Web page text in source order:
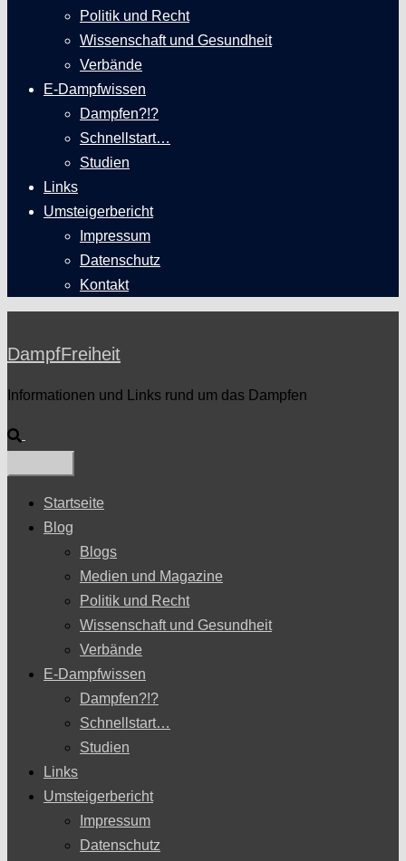
Politik und Recht
Wissenschaft und Gesundheit
Verbände
E-Dampfwissen
Dampfen?!?
Schnellstart…
Studien
Links
Umsteigerbericht
Impressum
Datenschutz
Kontakt
DampfFreiheit
Informationen und Links rund um das Dampfen
Suche
Startseite
Blog
Blogs
Medien und Magazine
Politik und Recht
Wissenschaft und Gesundheit
Verbände
E-Dampfwissen
Dampfen?!?
Schnellstart…
Studien
Links
Umsteigerbericht
Impressum
Datenschutz